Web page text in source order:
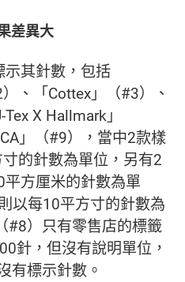
差異大
其針數，包括
、「Cottex」（#3）、
X Hallmark」
」（#9），當中2款樣
的針數為單位，另有2
方厘米的針數為單
以每10平方寸的針數為
#8）只有零售店的標籤
針，但沒有說明單位，
有標示針數。